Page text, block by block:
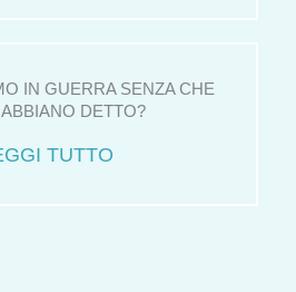
IN GUERRA SENZA CHE
DETTO?
TUTTO